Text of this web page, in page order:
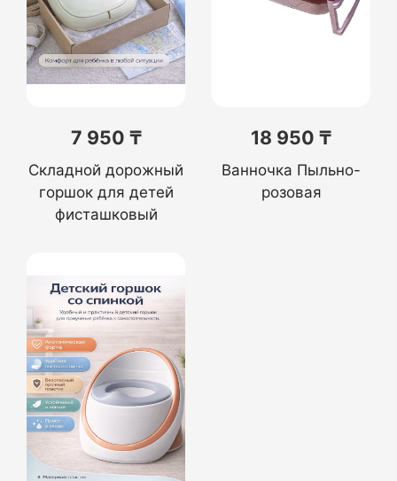
7 950 ₸
Складной дорожный
горшок для детей
фисташковый
18 950 ₸
Ванночка Пыльно-
розовая